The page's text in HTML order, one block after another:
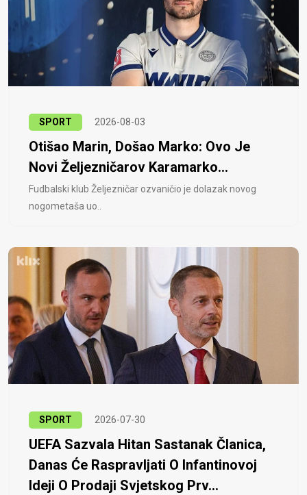
SPORT 2026-08-03
Otišao Marin, Došao Marko: Ovo Je
Novi Željezničarov Karamarko...
Fudbalski klub Željezničar ozvaničio je dolazak novog
nogometaša uo..
SPORT 2026-07-30
UEFA Sazvala Hitan Sastanak Članica,
Danas Će Raspravljati O Infantinovoj
Ideji O Prodaji Svjetskog Prv...